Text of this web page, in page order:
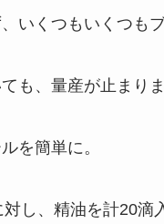
いくつもいくつも
も、量産が止まりま
を簡単に。
し、精油を計20滴